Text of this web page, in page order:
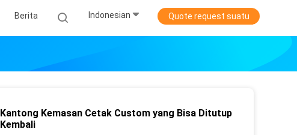
Berita Indonesian Quote request suatu
Kantong Kemasan Cetak Custom yang Bisa Ditutup
Kembali